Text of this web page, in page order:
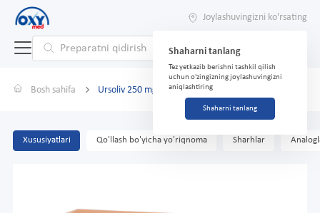
Joylashuvingizni ko'rsating
Shaharni tanlang
Tez yetkazib berishni tashkil qilish
uchun o'zingizning joylashuvingizni
aniqlashtiring
Shaharni tanlang
Bosh sahifa Ursoliv 250 mg № 50
Xususiyatlari Qo'llash bo'yicha yo'riqnoma Sharhlar